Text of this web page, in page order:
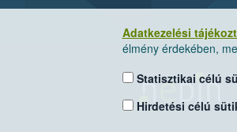
Adatkezelési
élmény érdekében,
Statisztikai célú
Hirdetési célú